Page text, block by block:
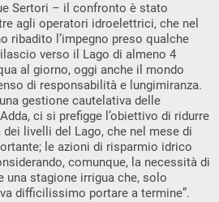
Sertori – il confronto è stato
agli operatori idroelettrici, che nel
ribadito l’impegno preso qualche
verso il Lago di almeno 4
al giorno, oggi anche il mondo
di responsabilità e lungimiranza.
gestione cautelativa delle
ci si prefigge l’obiettivo di ridurre
livelli del Lago, che nel mese di
le azioni di risparmio idrico
comunque, la necessità di
una stagione irrigua che, solo
difficilissimo portare a termine”.